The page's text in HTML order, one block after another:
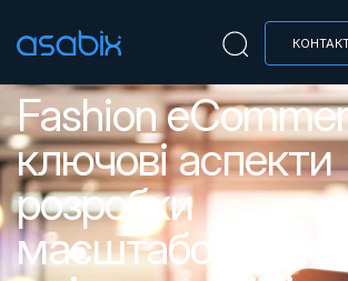
Fashion
ключові аспекти
розробки
масштабованого